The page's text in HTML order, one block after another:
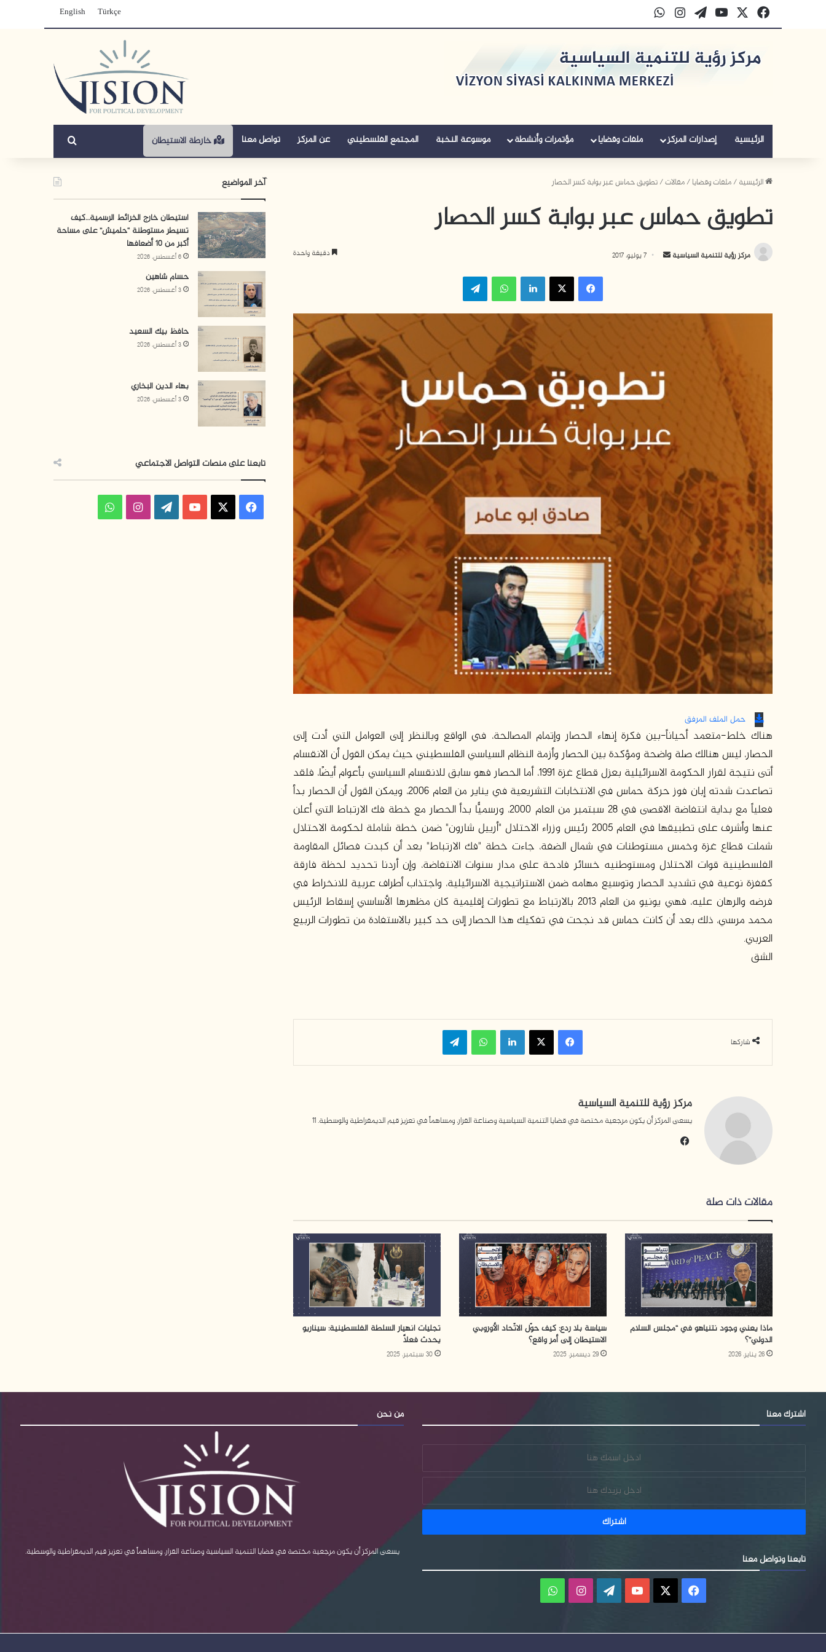
فيسبوك‫YouTube
‫WordPress
انستقرامواتساب Türkçe
English
الرئيسية إصدارات المركز ملفات وقضايا مؤتمرات وأنشطة موسوعة النخبة المجتمع الفلسطيني عن المركز تواصل معنا خارطة الاستيطان بحث عن
الرئيسية/ملفات وقضايا/مقالات/تطويق حماس عبر بوابة كسر الحصار
تطويق حماس عبر بوابة كسر الحصار
مركز رؤية للتنمية السياسية
أرسل 7 يوليو، 2017 دقيقة واحدة
فيسبوك ‫X لينكدإن واتساب تيلقرام
حمل الملف المرفق
هناك خلط-متعمد أحياناً-بين فكرة إنهاء الحصار وإتمام المصالحة، في الواقع وبالنظر إلى العوامل التي أدت إلى
الحصار، ليس هنالك صلة واضحة ومؤكدة بين الحصار وأزمة النظام السياسي الفلسطيني حيث يمكن القول أن الانقسام
أتى نتيجة لقرار الحكومة الاسرائيلية بعزل قطاع غزة 1991، أما الحصار فهو سابق للانقسام السياسي بأعوام أيضًا، فلقد
تصاعدت شدته إبان فوز حركة حماس في الانتخابات التشريعية في يناير من العام 2006، ويمكن القول أن الحصار بدأ
فعلياً مع بداية انتفاضة الاقصى في 28 سبتمبر من العام 2000، ورسميًّا بدأ الحصار مع خطة فك الارتباط التي أعلن
عنها وأشرف على تطبيقها في العام 2005 رئيس وزراء الاحتلال "أرييل شارون" ضمن خطة شاملة لحكومة الاحتلال
شملت قطاع غزة وخمس مستوطنات في شمال الضفة، جاءت خطة "فك الارتباط" بعد أن كبدت فصائل المقاومة
الفلسطينية قوات الاحتلال ومستوطنيه خسائر فادحة على مدار سنوات الانتفاضة، وإن أردنا تحديد لحظة فارقة
كقفزة نوعية في تشديد الحصار وتوسيع مهامه ضمن الاستراتيجية الاسرائيلية، واجتذاب أطراف عربية للانخراط في
فرضه والرهان عليه، فهي يونيو من العام 2013 بالارتباط مع تطورات إقليمية كان مظهرها الأساسي إسقاط الرئيس
محمد مرسي، ذلك بعد أن كانت حماس قد نجحت في تفكيك هذا الحصار إلى حد كبير بالاستفادة من تطورات الربيع
العربي.
الشق
شاركها
فيسبوك ‫X لينكدإن واتساب تيلقرام
مركز رؤية للتنمية السياسية
يسعى المركز أن يكون مرجعية مختصة في قضايا التنمية السياسية وصناعة القرار، ومساهماً في تعزيز قيم الديمقراطية والوسطية. 11
مقالات ذات صلة
ماذا يعني وجود نتنياهو في “مجلس السلام
الدولي”؟
26 يناير، 2026
سياسة بلا ردع: كيف حوّل الاتّحاد الأوروبي
الاستيطان إلى أمر واقع؟
29 ديسمبر، 2025
تجليات انهيار السلطة الفلسطينية: سيناريو
يحدث فعلاً
30 سبتمبر، 2025
آخر المواضيع
استيطان خارج الخرائط الرسمية…كيف
تسيطر مستوطنة “حلميش” على مساحة
أكبر من 10 أضعافها
6 أغسطس، 2026
حسام شاهين
3 أغسطس، 2026
حافظ بيك السعيد
3 أغسطس، 2026
بهاء الدين البخاري
3 أغسطس، 2026
تابعنا على منصات التواصل الاجتماعي
فيسبوك ‫YouTube
‫WordPress
انستقرامواتساب
من نحن
يسعى المركز أن يكون مرجعية مختصة في قضايا التنمية السياسية وصناعة القرار، ومساهماً في تعزيز قيم الديمقراطية والوسطية.
اشترك معنا
تابعنا وتواصل معنا
فيسبوك ‫YouTube
‫WordPress
انستقرامواتساب